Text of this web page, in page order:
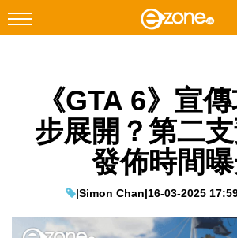
Facebook Instagram
科技焦點
教學評測
《GTA 6》宣
步展開？第二
發佈時間
|Simon Chan|16-03-2025